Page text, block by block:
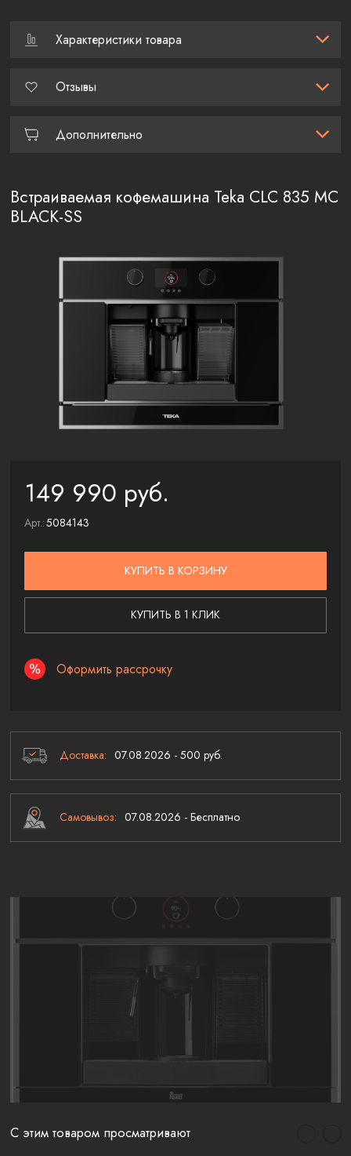
Характеристики товара
Отзывы
Дополнительно
Встраиваемая кофемашина Teka CLC 835 MC
BLACK-SS
149 990 руб.
Арт.:5084143
КУПИТЬ В КОРЗИНУ
КУПИТЬ В 1 КЛИК
Оформить рассрочку
Доставка: 07.08.2026 - 500 руб.
Самовывоз: 07.08.2026 - Бесплатно
С этим товаром просматривают